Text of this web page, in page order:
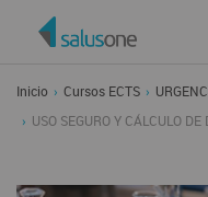
Inicio Cursos ECTS
USO SEGURO Y CÁLCULO